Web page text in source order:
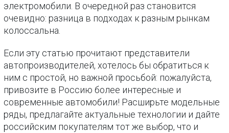
электромобили. В очередной раз становится
очевидно: разница в подходах к разным рынкам
колоссальна.
Если эту статью прочитают представители
автопроизводителей, хотелось бы обратиться к
ним с простой, но важной просьбой: пожалуйста,
привозите в Россию более интересные и
современные автомобили! Расширьте модельные
ряды, предлагайте актуальные технологии и дайте
российским покупателям тот же выбор, что и